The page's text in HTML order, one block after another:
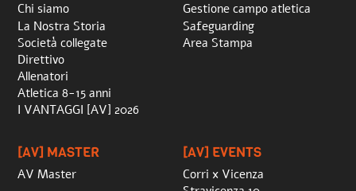
Chi siamo
La Nostra Storia
Società collegate
Direttivo
Allenatori
Atletica 8-15 anni
I VANTAGGI [AV] 2026
Gestione campo atletica
Safeguarding
Area Stampa
[AV] MASTER
AV Master
[AV] EVENTS
Corri x Vicenza